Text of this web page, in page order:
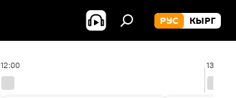
РУС КЫРГ
12:00 13:00